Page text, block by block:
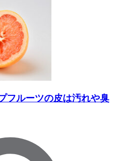
ルーツの皮は汚れや臭